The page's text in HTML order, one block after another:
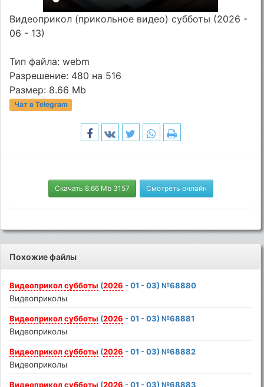
Видеоприкол (прикольное видео) субботы (2026 -
06 - 13)
Тип файла: webm
Разрешение: 480 на 516
Размер: 8.66 Mb
Чат в Telegram
Скачать 8.66 Mb 3157 Смотреть онлайн
Похожие файлы
Видеоприкол субботы (2026 - 01 - 03) №68880
Видеоприколы
Видеоприкол субботы (2026 - 01 - 03) №68881
Видеоприколы
Видеоприкол субботы (2026 - 01 - 03) №68882
Видеоприколы
Видеоприкол субботы (2026 - 01 - 03) №68883